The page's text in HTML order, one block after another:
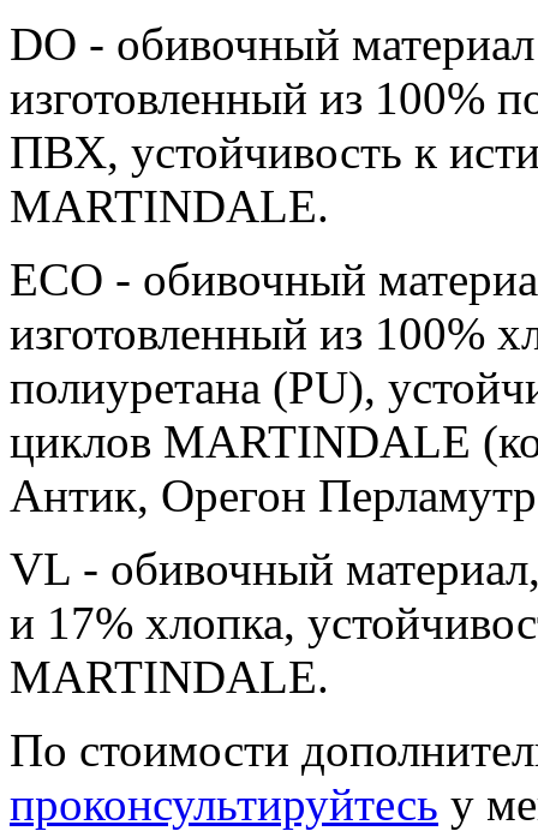
DO - обивочный
изготовленный из 100%
ПВХ, устойчивость к
MARTINDALE.
ЕСО - обивочный
изготовленный из 100%
полиуретанa (PU),
циклов MARTINDALE
Антик, Орегон
VL - обивочный
и 17% хлопка,
MARTINDALE.
По стоимости
проконсультируйтесь у